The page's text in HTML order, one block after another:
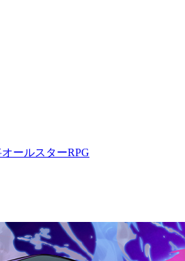
ールスターRPG